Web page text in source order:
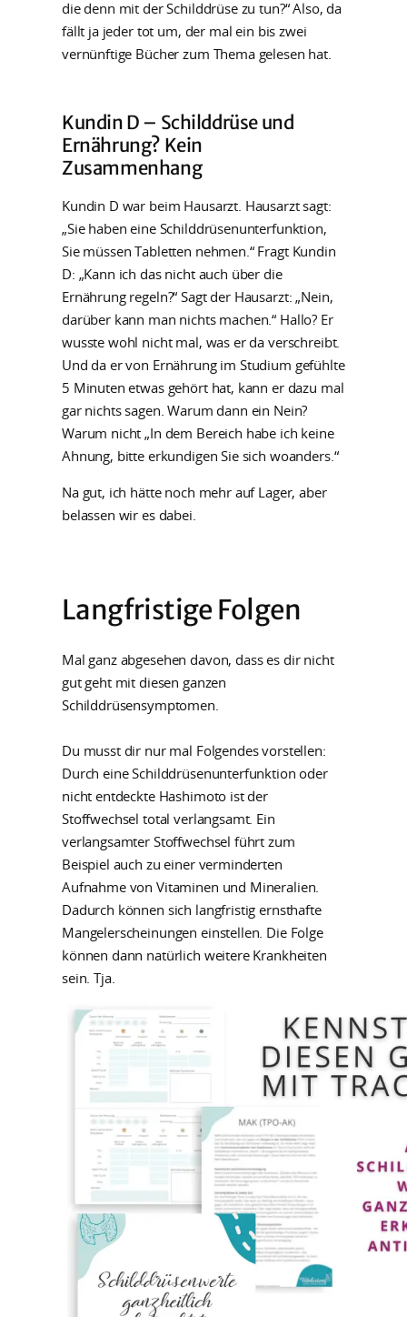
die denn mit der Schilddrüse zu tun?“ Also, da
fällt ja jeder tot um, der mal ein bis zwei
vernünftige Bücher zum Thema gelesen hat.
Kundin D – Schilddrüse und
Ernährung? Kein
Zusammenhang
Kundin D war beim Hausarzt. Hausarzt sagt:
„Sie haben eine Schilddrüsenunterfunktion,
Sie müssen Tabletten nehmen.“ Fragt Kundin
D: „Kann ich das nicht auch über die
Ernährung regeln?“ Sagt der Hausarzt: „Nein,
darüber kann man nichts machen.“ Hallo? Er
wusste wohl nicht mal, was er da verschreibt.
Und da er von Ernährung im Studium gefühlte
5 Minuten etwas gehört hat, kann er dazu mal
gar nichts sagen. Warum dann ein Nein?
Warum nicht „In dem Bereich habe ich keine
Ahnung, bitte erkundigen Sie sich woanders.“
Na gut, ich hätte noch mehr auf Lager, aber
belassen wir es dabei.
Langfristige Folgen
Mal ganz abgesehen davon, dass es dir nicht
gut geht mit diesen ganzen
Schilddrüsensymptomen.
Du musst dir nur mal Folgendes vorstellen:
Durch eine Schilddrüsenunterfunktion oder
nicht entdeckte Hashimoto ist der
Stoffwechsel total verlangsamt. Ein
verlangsamter Stoffwechsel führt zum
Beispiel auch zu einer verminderten
Aufnahme von Vitaminen und Mineralien.
Dadurch können sich langfristig ernsthafte
Mangelerscheinungen einstellen. Die Folge
können dann natürlich weitere Krankheiten
sein. Tja.